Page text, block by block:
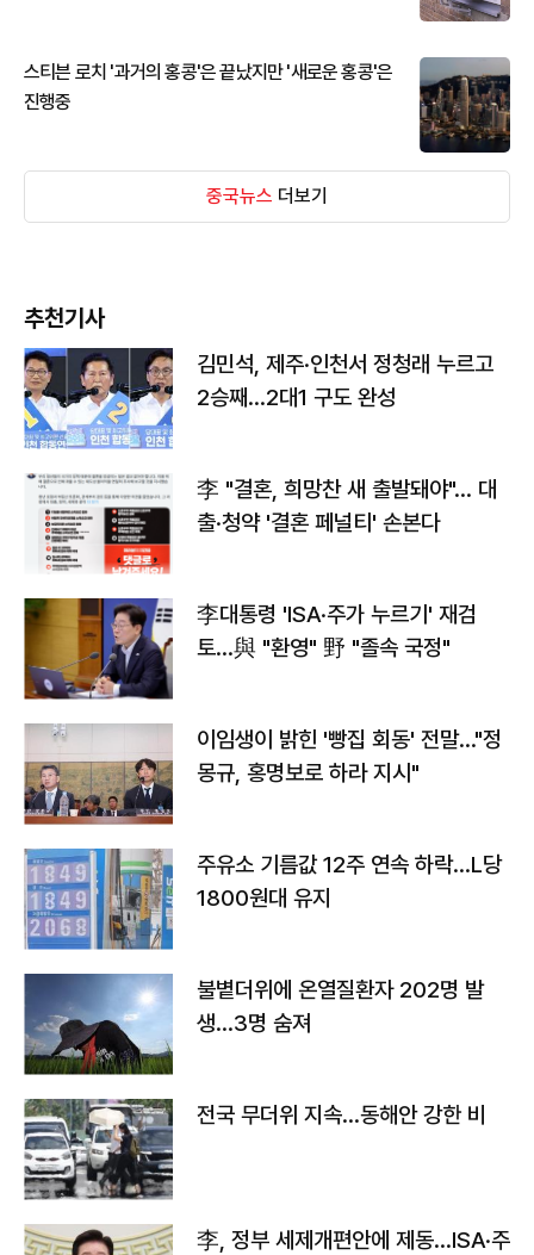
스티븐 로치 '과거의 홍콩'은 끝났지만 '새로운 홍콩'은
진행중
중국뉴스 더보기
추천기사
김민석, 제주·인천서 정청래 누르고
2승째…2대1 구도 완성
李 "결혼, 희망찬 새 출발돼야"… 대
출·청약 '결혼 페널티' 손본다
李대통령 'ISA·주가 누르기' 재검
토…與 "환영" 野 "졸속 국정"
이임생이 밝힌 '빵집 회동' 전말…"정
몽규, 홍명보로 하라 지시"
주유소 기름값 12주 연속 하락…L당
1800원대 유지
불볕더위에 온열질환자 202명 발
생…3명 숨져
전국 무더위 지속…동해안 강한 비
李, 정부 세제개편안에 제동…ISA·주